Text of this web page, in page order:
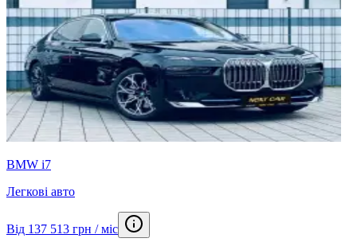
BMW i7
Легкові авто
Від 137 513 грн / міс